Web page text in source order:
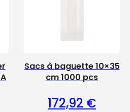
Sacs à baguette 10×35
cm 1000 pcs
172,92 €